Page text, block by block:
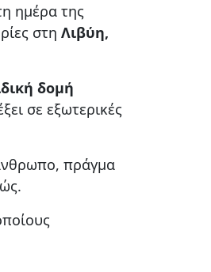
ημέρα της
στη Λιβύη,
δομή
σε εξωτερικές
πράγμα